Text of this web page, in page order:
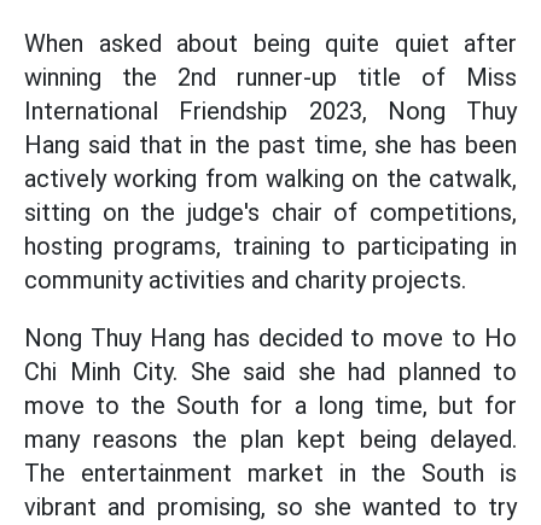
When asked about being quite quiet after
winning the 2nd runner-up title of Miss
International Friendship 2023, Nong Thuy
Hang said that in the past time, she has been
actively working from walking on the catwalk,
sitting on the judge's chair of competitions,
hosting programs, training to participating in
community activities and charity projects.
Nong Thuy Hang has decided to move to Ho
Chi Minh City. She said she had planned to
move to the South for a long time, but for
many reasons the plan kept being delayed.
The entertainment market in the South is
vibrant and promising, so she wanted to try